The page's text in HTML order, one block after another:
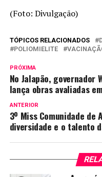
(Foto: Divulgação)
TÓPICOS RELACIONADOS
POLIOMIELITE
PRÓXIMA
No Jalapão, governador
lança obras avaliadas
ANTERIOR
3º Miss Comunidade
diversidade e o talento